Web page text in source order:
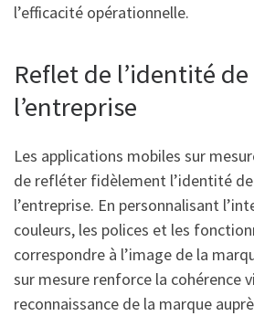
l’efficacité opérationnelle.
Reflet de l’identité
l’entreprise
Les applications mobiles sur
de refléter fidèlement l’identité
l’entreprise. En personnalisant
couleurs, les polices et les
correspondre à l’image de la
sur mesure renforce la cohérence
reconnaissance de la marque